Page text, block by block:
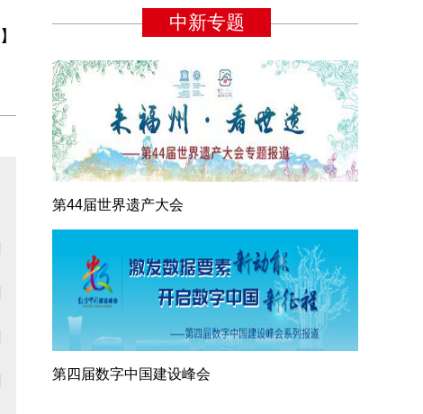
】
第44届世界遗产大会
第四届数字中国建设峰会